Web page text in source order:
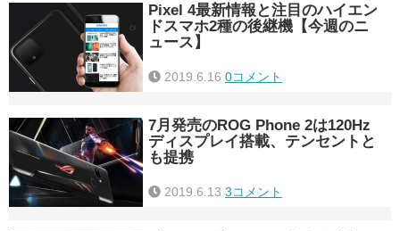
Pixel 4最新情報と注目のハイエン
ドスマホ2種の後継機【今週のニ
ュース】
2019.6.16 0コメント
7月発売のROG Phone 2は120Hz
ディスプレイ搭載、テンセントと
も提携
2019.6.13 3コメント